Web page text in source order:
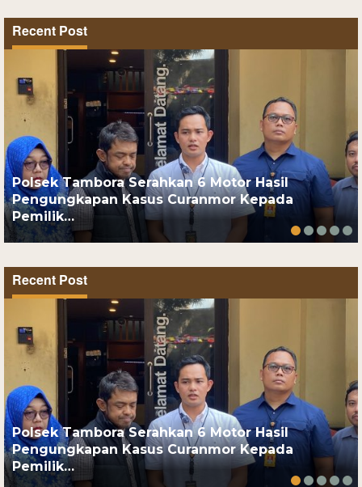
Recent Post
Polsek Tambora Serahkan 6 Motor Hasil
Pengungkapan Kasus Curanmor Kepada
Pemilik…
Recent Post
Polsek Tambora Serahkan 6 Motor Hasil
Pengungkapan Kasus Curanmor Kepada
Pemilik…